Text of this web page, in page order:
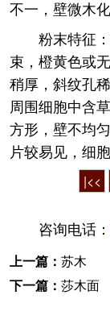
不一，壁微木
粉末特征
束，橙黄色或
稍厚，斜纹孔
周围细胞中含
方形，壁不均
片较易见，细
|<<
咨询电话：
上一篇： 苏木
下一篇： 莎木面